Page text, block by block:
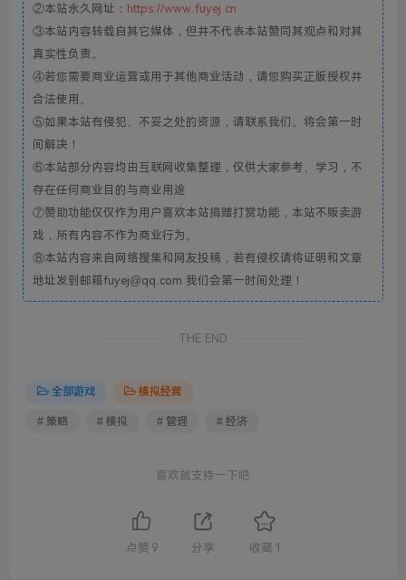
②本站永久网址： https://www.fuyej.cn
③本站内容转载自其它媒体，但并不代表本站赞同其观点和对其
真实性负责。
④若您需要商业运营或用于其他商业活动，请您购买正版授权并
合法使用。
⑤如果本站有侵犯、不妥之处的资源，请联系我们。将会第一时
间解决！
⑥本站部分内容均由互联网收集整理，仅供大家参考、学习，不
存在任何商业目的与商业用途
⑦赞助功能仅仅作为用户喜欢本站捐赠打赏功能，本站不贩卖游
戏，所有内容不作为商业行为。
⑧本站内容来自网络搜集和网友投稿，若有侵权请将证明和文章
地址发到邮箱fuyej@qq.com 我们会第一时间处理！
THE END
全部游戏 模拟经营
# 策略 # 模拟 # 管理 # 经济
喜欢就支持一下吧
点赞 9 分享 收藏 1